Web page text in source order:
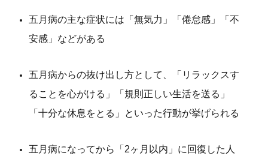
五月病の主な症状には「無気力」「倦怠感」「不
安感」などがある
五月病からの抜け出し方として、「リラックスす
ることを心がける」「規則正しい生活を送る」
「十分な休息をとる」といった行動が挙げられる
五月病になってから「2ヶ月以内」に回復した人